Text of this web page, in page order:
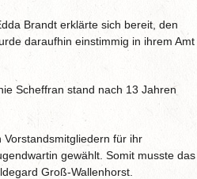
Brandt erklärte sich bereit, den
daraufhin einstimmig in ihrem Amt
Scheffran stand nach 13 Jahren
für ihr
gewählt. Somit musste das
Groß-Wallenhorst.